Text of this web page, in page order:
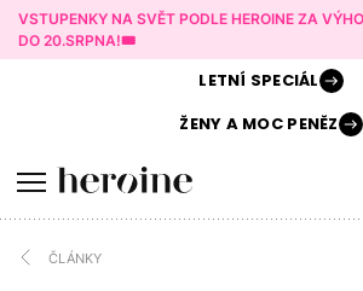
VSTUPENKY NA SVĚT PODLE HEROINE ZA
DO 20.SRPNA!🎟️
LETNÍ SPECIÁL
ŽENY AMOC PENĚZ
ČLÁNKY